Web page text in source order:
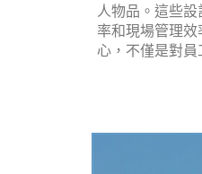
人物品。這些
率和現場管理效
心，不僅是對